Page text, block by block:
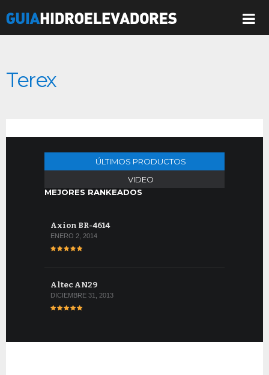
Terex
ÚLTIMOS PRODUCTOS
VIDEO
MEJORES RANKEADOS
Axion BR-4614
ENERO 2, 2014
Altec AN29
DICIEMBRE 31, 2013